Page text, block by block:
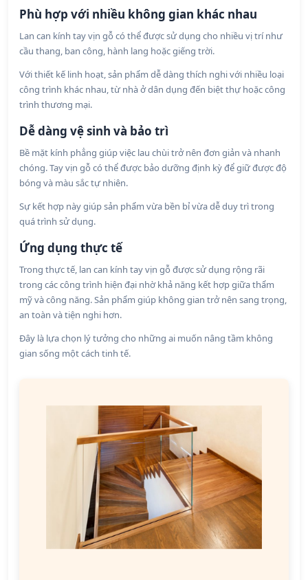
Phù hợp với nhiều không gian khác nhau
Lan can kính tay vịn gỗ có thể được sử dụng cho nhiều vị trí như
cầu thang, ban công, hành lang hoặc giếng trời.
Với thiết kế linh hoạt, sản phẩm dễ dàng thích nghi với nhiều loại
công trình khác nhau, từ nhà ở dân dụng đến biệt thự hoặc công
trình thương mại.
Dễ dàng vệ sinh và bảo trì
Bề mặt kính phẳng giúp việc lau chùi trở nên đơn giản và nhanh
chóng. Tay vịn gỗ có thể được bảo dưỡng định kỳ để giữ được độ
bóng và màu sắc tự nhiên.
Sự kết hợp này giúp sản phẩm vừa bền bỉ vừa dễ duy trì trong
quá trình sử dụng.
Ứng dụng thực tế
Trong thực tế, lan can kính tay vịn gỗ được sử dụng rộng rãi
trong các công trình hiện đại nhờ khả năng kết hợp giữa thẩm
mỹ và công năng. Sản phẩm giúp không gian trở nên sang trọng,
an toàn và tiện nghi hơn.
Đây là lựa chọn lý tưởng cho những ai muốn nâng tầm không
gian sống một cách tinh tế.